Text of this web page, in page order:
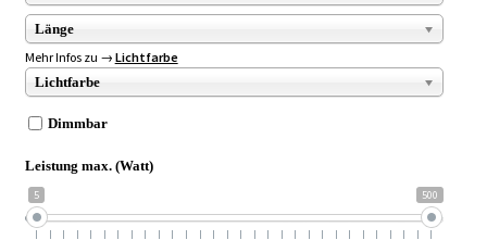
Länge
Mehr Infos zu → Lichtfarbe
Lichtfarbe
Dimmbar
Leistung max. (Watt)
5 500